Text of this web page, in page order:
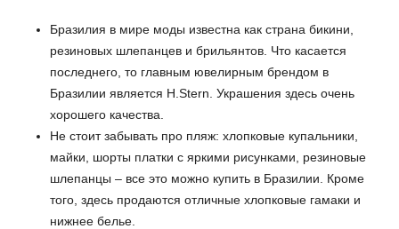
Бразилия в мире моды известна как страна бикини,
резиновых шлепанцев и брильянтов. Что касается
последнего, то главным ювелирным брендом в
Бразилии является H.Stern. Украшения здесь очень
хорошего качества.
Не стоит забывать про пляж: хлопковые купальники,
майки, шорты платки с яркими рисунками, резиновые
шлепанцы – все это можно купить в Бразилии. Кроме
того, здесь продаются отличные хлопковые гамаки и
нижнее белье.